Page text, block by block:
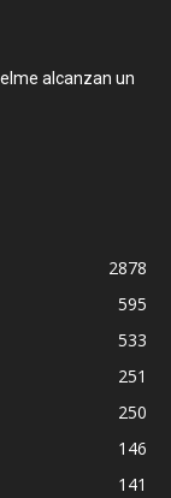
alcanzan un
2878
595
533
251
250
146
141